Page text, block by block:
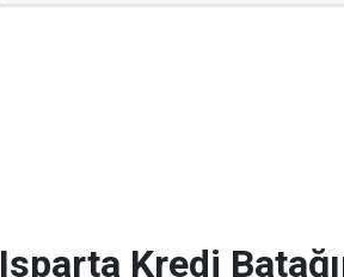
Isparta Kredi